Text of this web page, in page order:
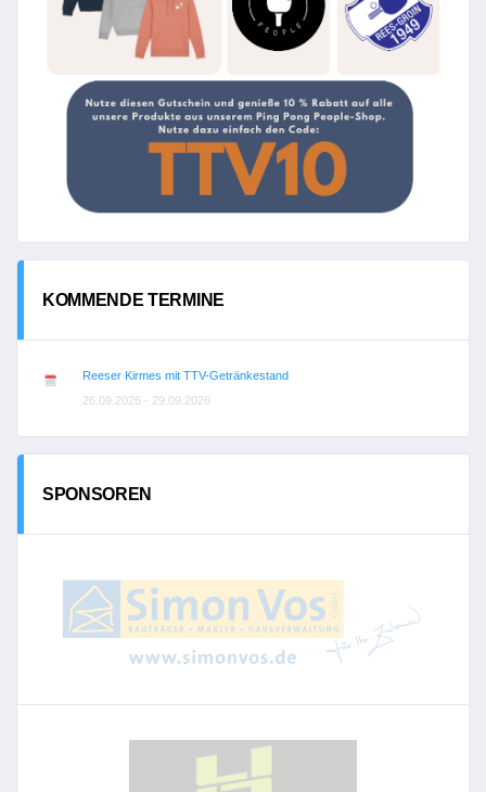
KOMMENDE TERMINE
Reeser Kirmes mit TTV-Getränkestand
26.09.2026 - 29.09.2026
SPONSOREN